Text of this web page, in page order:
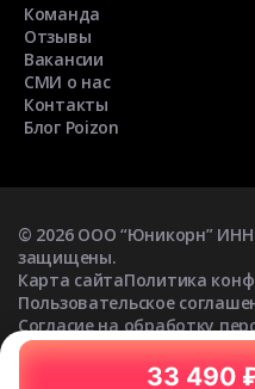
33 490
Команда
Отзывы
Вакансии
СМИ о нас
Контакты
Блог Poizon
© 2026ООО “Юникорн” ИНН
защищены.
Карта сайтаПолитика
Пользовательское
Согласие на обработку
Согласие на получение